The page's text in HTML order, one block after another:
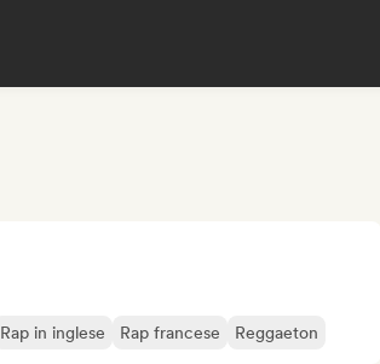
Rap in inglese Rap francese Reggaeton